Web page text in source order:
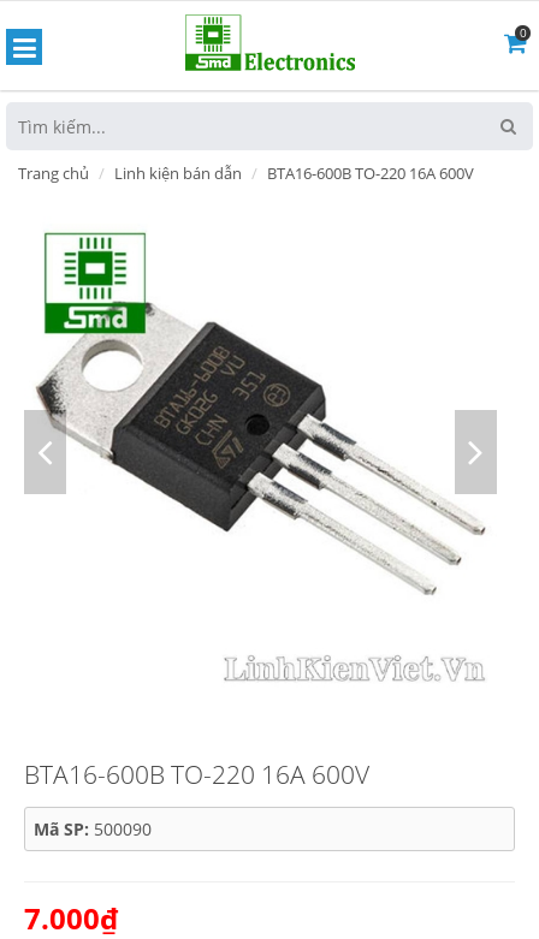
0
Trang chủ Linh kiện bán dẫn BTA16-600B TO-220 16A 600V
BTA16-600B TO-220 16A 600V
Mã SP: 500090
7.000₫